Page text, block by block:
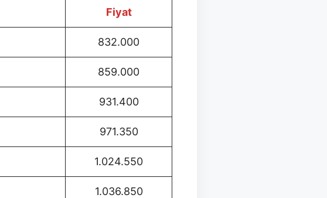
Fiyat
832.000
859.000
931.400
971.350
1.024.550
1.036.850